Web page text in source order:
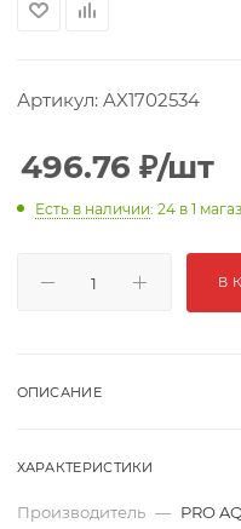
Артикул: AX1702534
496.76 ₽/шт
Есть в наличии: 24 в 1
В
ОПИСАНИЕ
ХАРАКТЕРИСТИКИ
Производитель — PRO